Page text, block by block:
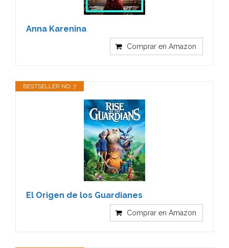
Anna Karenina
Comprar en Amazon
BESTSELLER NO. 7
El Origen de los Guardianes
Comprar en Amazon